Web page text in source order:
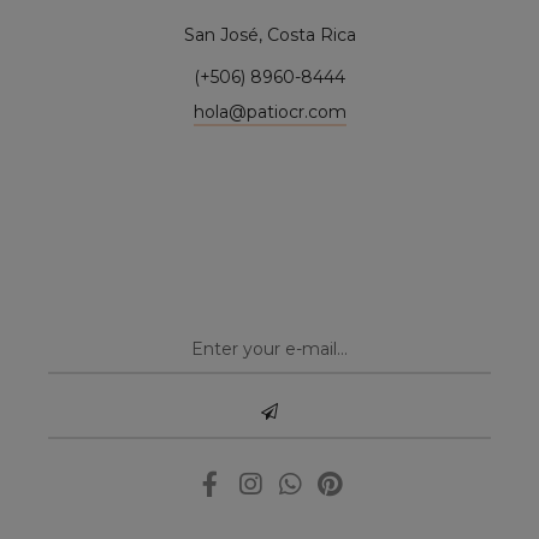
San José, Costa Rica
(+506) 8960-8444
hola@patiocr.com